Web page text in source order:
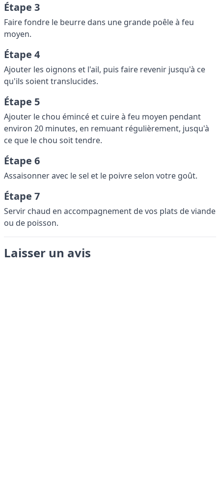
Étape 3
Faire fondre le beurre dans une grande poêle à feu
moyen.
Étape 4
Ajouter les oignons et l'ail, puis faire revenir jusqu'à ce
qu'ils soient translucides.
Étape 5
Ajouter le chou émincé et cuire à feu moyen pendant
environ 20 minutes, en remuant régulièrement, jusqu'à
ce que le chou soit tendre.
Étape 6
Assaisonner avec le sel et le poivre selon votre goût.
Étape 7
Servir chaud en accompagnement de vos plats de viande
ou de poisson.
Laisser un avis